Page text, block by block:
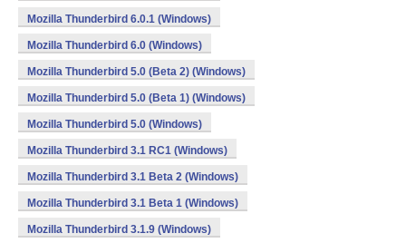
Mozilla Thunderbird 6.0.1 (Windows)
Mozilla Thunderbird 6.0 (Windows)
Mozilla Thunderbird 5.0 (Beta 2) (Windows)
Mozilla Thunderbird 5.0 (Beta 1) (Windows)
Mozilla Thunderbird 5.0 (Windows)
Mozilla Thunderbird 3.1 RC1 (Windows)
Mozilla Thunderbird 3.1 Beta 2 (Windows)
Mozilla Thunderbird 3.1 Beta 1 (Windows)
Mozilla Thunderbird 3.1.9 (Windows)